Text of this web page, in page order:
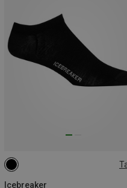
Icebreaker
35|36|37